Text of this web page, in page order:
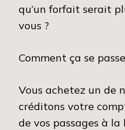
qu’un forfait serait
vous ?
Comment ça se
Vous achetez un de
créditons votre
de vos passages à